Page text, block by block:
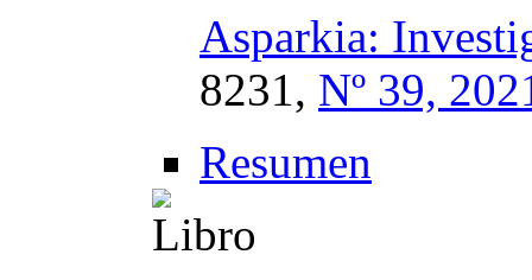
Asparkia:
8231, Nº 39,
Resumen